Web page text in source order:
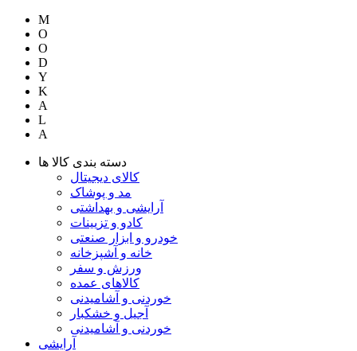
M
O
O
D
Y
K
A
L
A
دسته بندی کالا ها
کالای دیجیتال
مد و پوشاک
آرایشی و بهداشتی
کادو و تزیینات
خودرو و ابزار صنعتی
خانه و آشپزخانه
ورزش و سفر
کالاهای عمده
خوردنی و آشامیدنی
آجیل و خشکبار
خوردنی و آشامیدنی
آرایشی